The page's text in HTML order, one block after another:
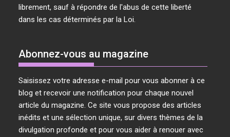
librement, sauf à répondre de l'abus de cette liberté
dans les cas déterminés par la Loi.
Abonnez-vous au magazine
Saisissez votre adresse e-mail pour vous abonner à ce
blog et recevoir une notification pour chaque nouvel
article du magazine. Ce site vous propose des articles
inédits et une sélection unique, sur divers thèmes de la
divulgation profonde et pour vous aider à renouer avec